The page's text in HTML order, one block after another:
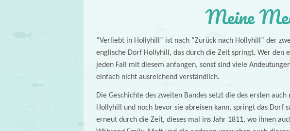
Meine
”Verliebt in Hollyhill” ist nach “Zurück nach Hollyhill” der
englische Dorf Hollyhill, das durch die Zeit springt. Wer den
jeden Fall mit diesem anfangen, sonst sind viele
einfach nicht ausreichend verständlich.
Die Geschichte des zweiten Bandes setzt die des ersten
Hollyhill und noch bevor sie abreisen kann, springt das Dorf
erneut durch die Zeit, dieses mal ins Jahr 1811, wo ihnen